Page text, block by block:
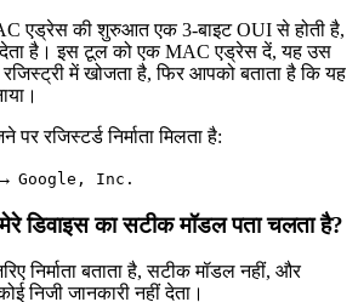
एड्रेस की शुरुआत एक 3-बाइट OUI से होती है,
देता है। इस टूल को एक MAC एड्रेस दें, यह उस
में खोजता है, फिर आपको बताता है कि यह
रजिस्टर्ड निर्माता मिलता है:
Google, Inc.
डिवाइस का सटीक मॉडल पता चलता है?
निर्माता बताता है, सटीक मॉडल नहीं, और
निजी जानकारी नहीं देता।